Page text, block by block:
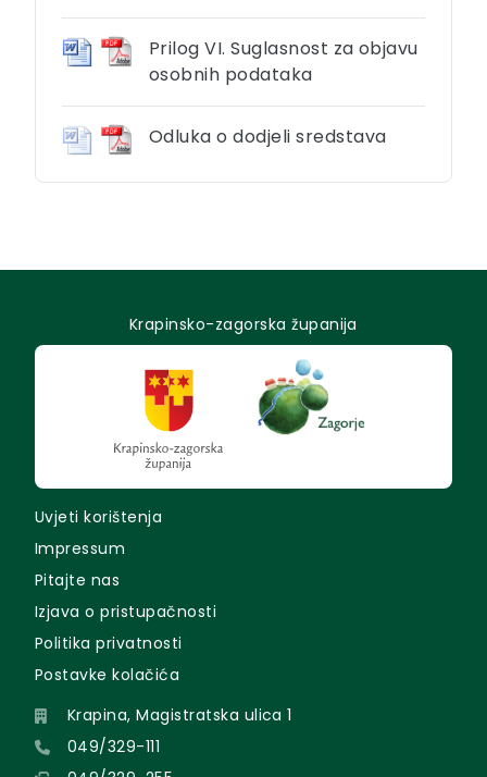
Prilog VI. Suglasnost za objavu
osobnih podataka
Odluka o dodjeli sredstava
Krapinsko-zagorska županija
Uvjeti korištenja
Impressum
Pitajte nas
Izjava o pristupačnosti
Politika privatnosti
Postavke kolačića
Krapina, Magistratska ulica 1
049/329-111